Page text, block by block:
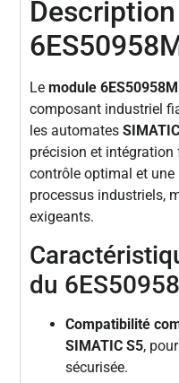
Lemodule
composant industriel
les automates
précision et intégration
contrôle optimal et
processus industriels,
exigeants.
du
Compatibilité
SIMATIC S5,
sécurisée.